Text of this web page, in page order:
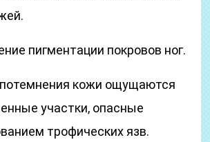
пигментации покровов ног.
кожи ощущаются
участки, опасные
трофических язв.